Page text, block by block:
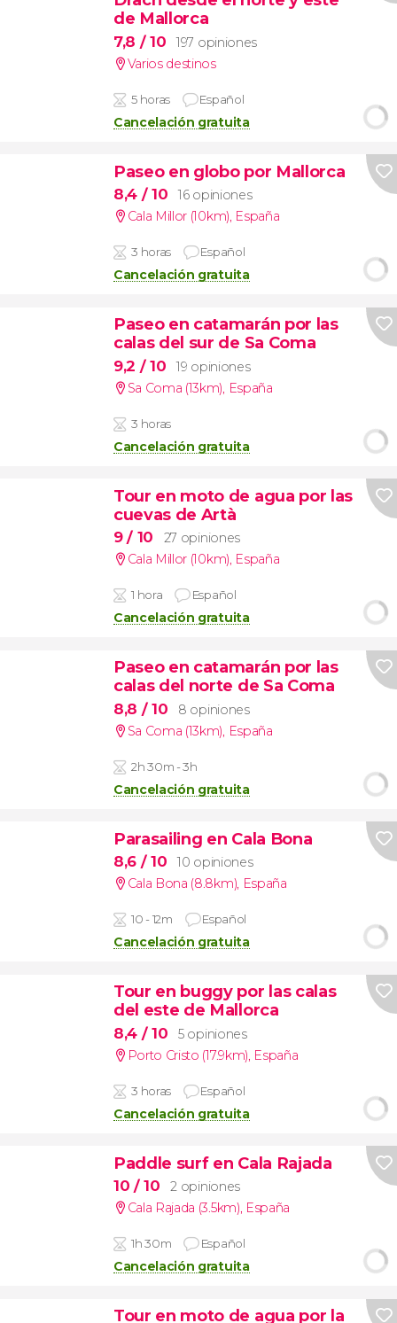
de Mallorca
7,8 / 10
197 opiniones
Varios destinos
5 horas Español
Cancelación gratuita
Paseo en globo por Mallorca
8,4 / 10
16 opiniones
Cala Millor (10km), España
3 horas Español
Cancelación gratuita
Paseo en catamarán por las
calas del sur de Sa Coma
9,2 / 10
19 opiniones
Sa Coma (13km), España
3 horas
Cancelación gratuita
Tour en moto de agua por las
cuevas de Artà
9/ 10
27 opiniones
Cala Millor (10km), España
1 hora Español
Cancelación gratuita
Paseo en catamarán por las
calas del norte de Sa Coma
8,8 / 10
8 opiniones
Sa Coma (13km), España
2h 30m - 3h
Cancelación gratuita
Parasailing en Cala Bona
8,6 / 10
10 opiniones
Cala Bona (8.8km), España
10 - 12m Español
Cancelación gratuita
Tour en buggy por las calas
del este de Mallorca
8,4 / 10
5 opiniones
Porto Cristo (17.9km), España
3 horas Español
Cancelación gratuita
Paddle surf en Cala Rajada
10 / 10
2 opiniones
Cala Rajada (3.5km), España
1h 30m Español
Cancelación gratuita
Tour en moto de agua por la